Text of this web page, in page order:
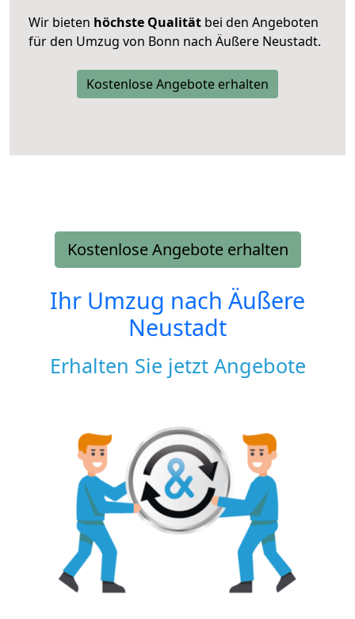
Wir bieten höchste Qualität bei den Angeboten
für den Umzug von Bonn nach Äußere Neustadt.
Kostenlose Angebote erhalten
Kostenlose Angebote erhalten
Ihr Umzug nach Äußere
Neustadt
Erhalten Sie jetzt Angebote